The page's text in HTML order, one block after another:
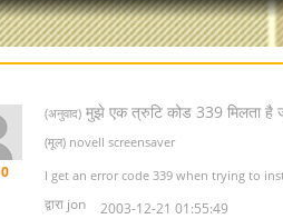
0
(अनुवाद) मुझे एक त्रुटि कोड 339 मिलता है
(मूल) novell screensaver
I get an error code 339 when trying to
द्वारा jon 2003-12-21 01:55:49